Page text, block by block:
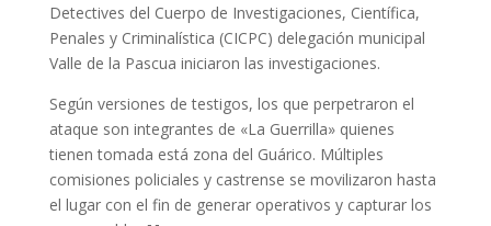
Detectives del Cuerpo de Investigaciones, Científica,
Penales y Criminalística (CICPC) delegación municipal
Valle de la Pascua iniciaron las investigaciones.
Según versiones de testigos, los que perpetraron el
ataque son integrantes de «La Guerrilla» quienes
tienen tomada está zona del Guárico. Múltiples
comisiones policiales y castrense se movilizaron hasta
el lugar con el fin de generar operativos y capturar los